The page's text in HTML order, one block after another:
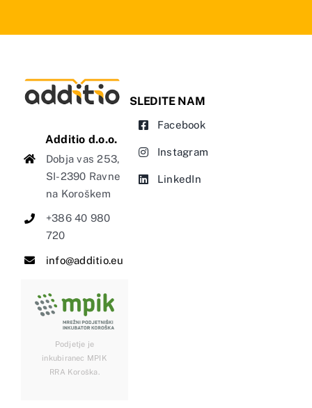
Additio d.o.o.
Dobja vas 253,
SI-2390 Ravne
na Koroškem
+386 40 980
720
info@additio.eu
SLEDITE NAM
Facebook
Instagram
LinkedIn
Podjetje je
inkubiranec MPIK
RRA Koroška.